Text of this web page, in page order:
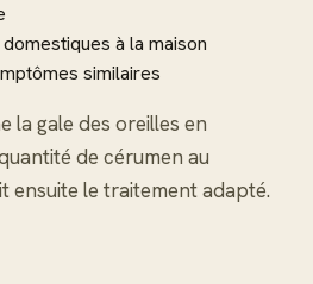
à la maison
similaires
la gale des oreilles en
de cérumen au
ensuite le traitement adapté.